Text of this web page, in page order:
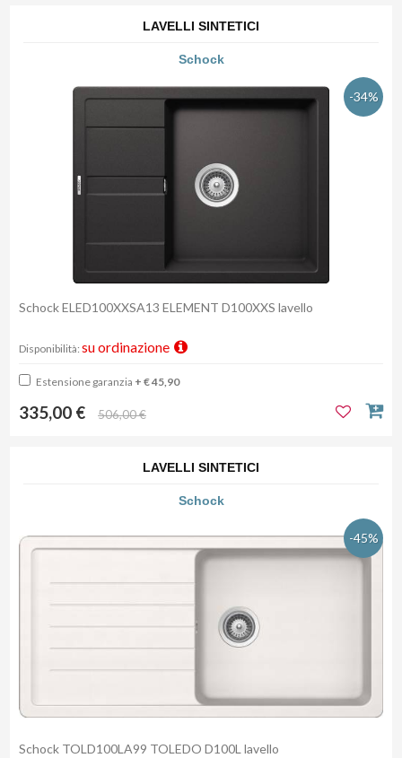
LAVELLI SINTETICI
Schock
-34%
Schock ELED100XXSA13 ELEMENT D100XXS lavello
Disponibilità: su ordinazione
Estensione garanzia + € 45,90
335,00 € 506,00 €
LAVELLI SINTETICI
Schock
-45%
Schock TOLD100LA99 TOLEDO D100L lavello